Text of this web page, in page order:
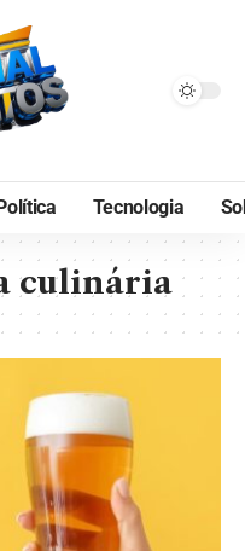
Tecnologia
culinária